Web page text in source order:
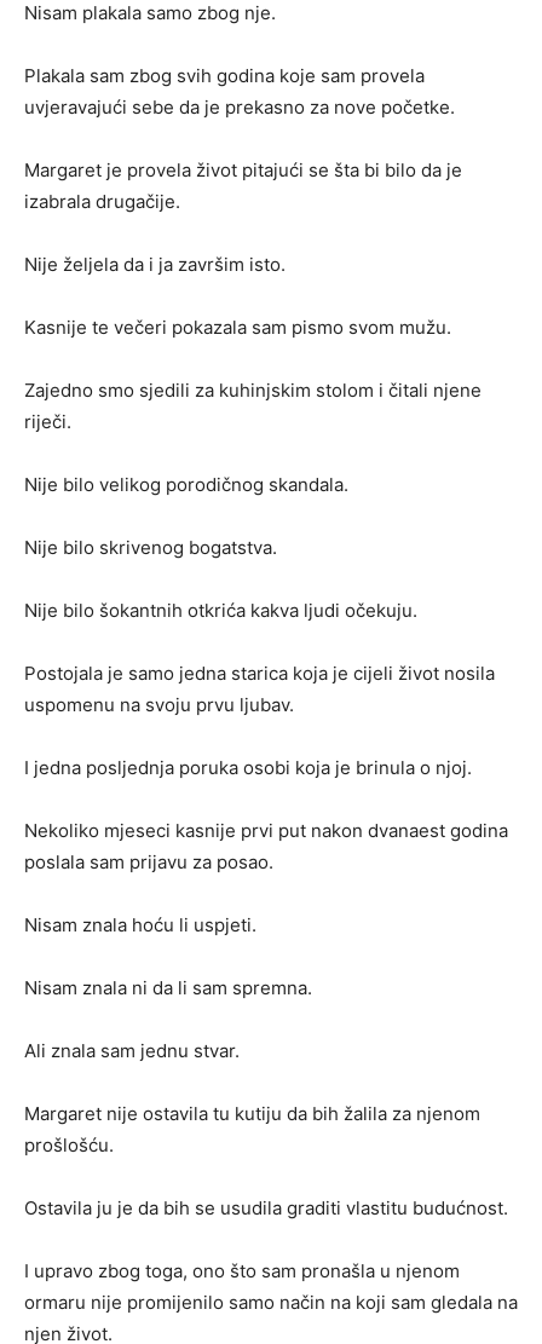
Nisam plakala samo zbog nje.
Plakala sam zbog svih godina koje sam provela
uvjeravajući sebe da je prekasno za nove početke.
Margaret je provela život pitajući se šta bi bilo da je
izabrala drugačije.
Nije željela da i ja završim isto.
Kasnije te večeri pokazala sam pismo svom mužu.
Zajedno smo sjedili za kuhinjskim stolom i čitali njene
riječi.
Nije bilo velikog porodičnog skandala.
Nije bilo skrivenog bogatstva.
Nije bilo šokantnih otkrića kakva ljudi očekuju.
Postojala je samo jedna starica koja je cijeli život nosila
uspomenu na svoju prvu ljubav.
I jedna posljednja poruka osobi koja je brinula o njoj.
Nekoliko mjeseci kasnije prvi put nakon dvanaest godina
poslala sam prijavu za posao.
Nisam znala hoću li uspjeti.
Nisam znala ni da li sam spremna.
Ali znala sam jednu stvar.
Margaret nije ostavila tu kutiju da bih žalila za njenom
prošlošću.
Ostavila ju je da bih se usudila graditi vlastitu budućnost.
I upravo zbog toga, ono što sam pronašla u njenom
ormaru nije promijenilo samo način na koji sam gledala na
njen život.